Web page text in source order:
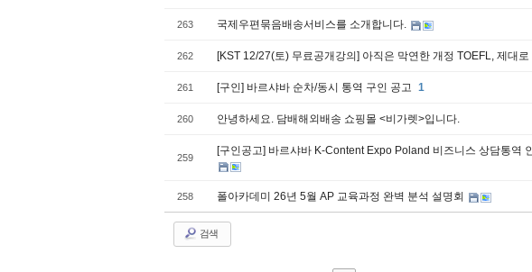
263 국제우편묶음배송서비스를 소개합니다.
262 [KST 12/27(토) 무료공개강의] 아직은 막연한 개정 TOEFL, 제대로
261 [구인] 바르샤바 순차/동시 통역 구인 공고 1
260 안녕하세요. 담배해외배송 쇼핑몰 <비가렛>입니다.
259
[구인공고] 바르샤바 K-Content Expo Poland 비즈니스 상담통역
258 폴아카데미 26년 5월 AP 교육과정 완벽 분석 설명회
검색